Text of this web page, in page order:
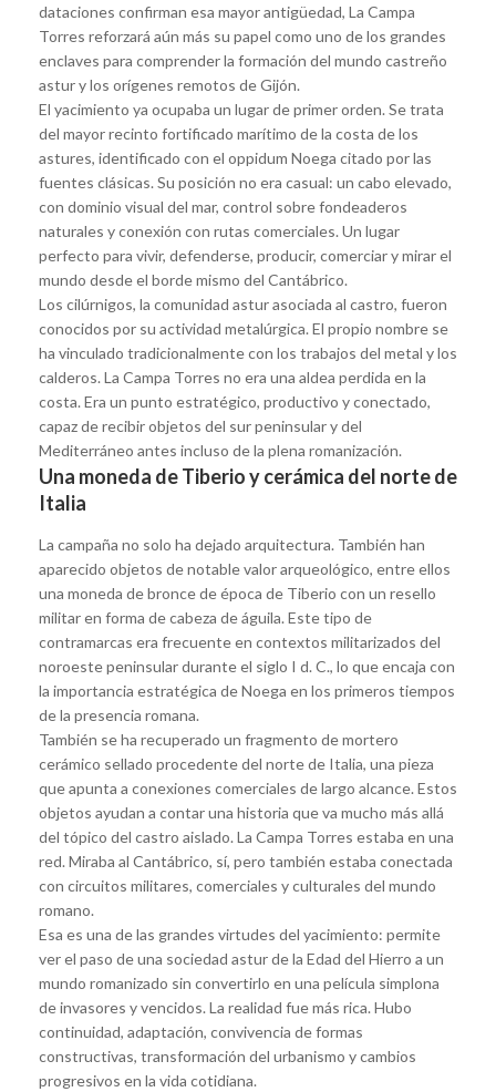
dataciones confirman esa mayor antigüedad, La Campa
Torres reforzará aún más su papel como uno de los grandes
enclaves para comprender la formación del mundo castreño
astur y los orígenes remotos de Gijón.
El yacimiento ya ocupaba un lugar de primer orden. Se trata
del mayor recinto fortificado marítimo de la costa de los
astures, identificado con el oppidum Noega citado por las
fuentes clásicas. Su posición no era casual: un cabo elevado,
con dominio visual del mar, control sobre fondeaderos
naturales y conexión con rutas comerciales. Un lugar
perfecto para vivir, defenderse, producir, comerciar y mirar el
mundo desde el borde mismo del Cantábrico.
Los cilúrnigos, la comunidad astur asociada al castro, fueron
conocidos por su actividad metalúrgica. El propio nombre se
ha vinculado tradicionalmente con los trabajos del metal y los
calderos. La Campa Torres no era una aldea perdida en la
costa. Era un punto estratégico, productivo y conectado,
capaz de recibir objetos del sur peninsular y del
Mediterráneo antes incluso de la plena romanización.
Una moneda de Tiberio y cerámica del norte de
Italia
La campaña no solo ha dejado arquitectura. También han
aparecido objetos de notable valor arqueológico, entre ellos
una moneda de bronce de época de Tiberio con un resello
militar en forma de cabeza de águila. Este tipo de
contramarcas era frecuente en contextos militarizados del
noroeste peninsular durante el siglo I d. C., lo que encaja con
la importancia estratégica de Noega en los primeros tiempos
de la presencia romana.
También se ha recuperado un fragmento de mortero
cerámico sellado procedente del norte de Italia, una pieza
que apunta a conexiones comerciales de largo alcance. Estos
objetos ayudan a contar una historia que va mucho más allá
del tópico del castro aislado. La Campa Torres estaba en una
red. Miraba al Cantábrico, sí, pero también estaba conectada
con circuitos militares, comerciales y culturales del mundo
romano.
Esa es una de las grandes virtudes del yacimiento: permite
ver el paso de una sociedad astur de la Edad del Hierro a un
mundo romanizado sin convertirlo en una película simplona
de invasores y vencidos. La realidad fue más rica. Hubo
continuidad, adaptación, convivencia de formas
constructivas, transformación del urbanismo y cambios
progresivos en la vida cotidiana.